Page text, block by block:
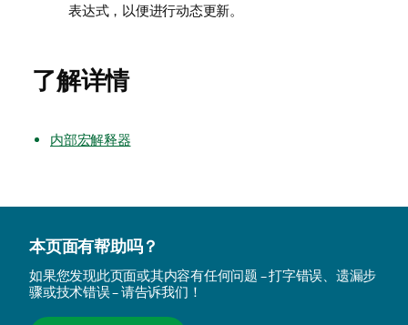
表达式，以便进行动态更新。
了解详情
内部宏解释器
本页面有帮助吗？
如果您发现此页面或其内容有任何问题 – 打字错误、遗漏步
骤或技术错误 – 请告诉我们！